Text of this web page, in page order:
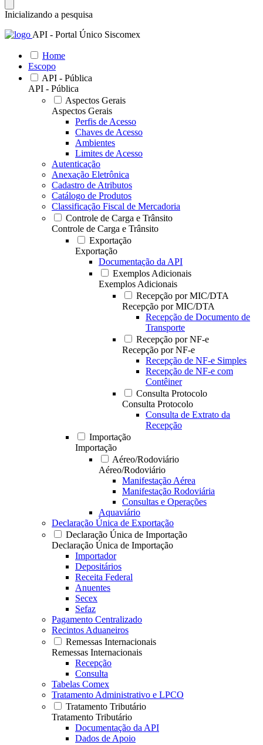
Inicializando a pesquisa
API - Portal Único Siscomex
Home
Escopo
API - Pública
API - Pública
Aspectos Gerais
Aspectos Gerais
Perfis de Acesso
Chaves de Acesso
Ambientes
Limites de Acesso
Autenticação
Anexação Eletrônica
Cadastro de Atributos
Catálogo de Produtos
Classificação Fiscal de Mercadoria
Controle de Carga e Trânsito
Controle de Carga e Trânsito
Exportação
Exportação
Documentação da API
Exemplos Adicionais
Exemplos Adicionais
Recepção por MIC/DTA
Recepção por MIC/DTA
Recepção de Documento de
Transporte
Recepção por NF-e
Recepção por NF-e
Recepção de NF-e Simples
Recepção de NF-e com
Contêiner
Consulta Protocolo
Consulta Protocolo
Consulta de Extrato da
Recepção
Importação
Importação
Aéreo/Rodoviário
Aéreo/Rodoviário
Manifestação Aérea
Manifestação Rodoviária
Consultas e Operações
Aquaviário
Declaração Única de Exportação
Declaração Única de Importação
Declaração Única de Importação
Importador
Depositários
Receita Federal
Anuentes
Secex
Sefaz
Pagamento Centralizado
Recintos Aduaneiros
Remessas Internacionais
Remessas Internacionais
Recepção
Consulta
Tabelas Comex
Tratamento Administrativo e LPCO
Tratamento Tributário
Tratamento Tributário
Documentação da API
Dados de Apoio